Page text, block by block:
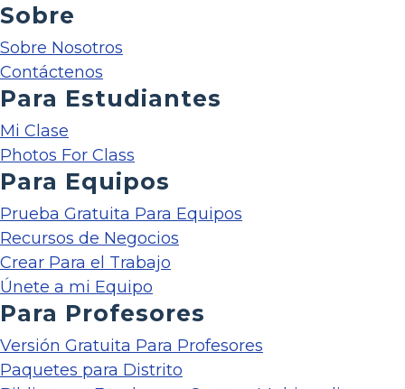
Sobre
Sobre Nosotros
Contáctenos
Para Estudiantes
Mi Clase
Photos For Class
Para Equipos
Prueba Gratuita Para Equipos
Recursos de Negocios
Crear Para el Trabajo
Únete a mi Equipo
Para Profesores
Versión Gratuita Para Profesores
Paquetes para Distrito